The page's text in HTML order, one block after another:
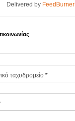
Delivered by FeedBurner
ταχυδρομείο *